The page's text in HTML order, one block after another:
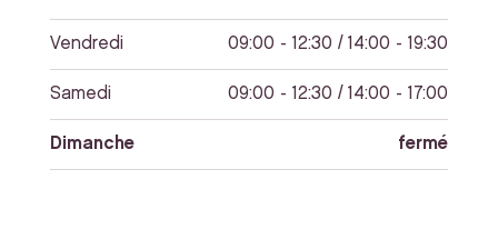
Vendredi 09:00 - 12:30 / 14:00 - 19:30
Samedi 09:00 - 12:30 / 14:00 - 17:00
Dimanche fermé